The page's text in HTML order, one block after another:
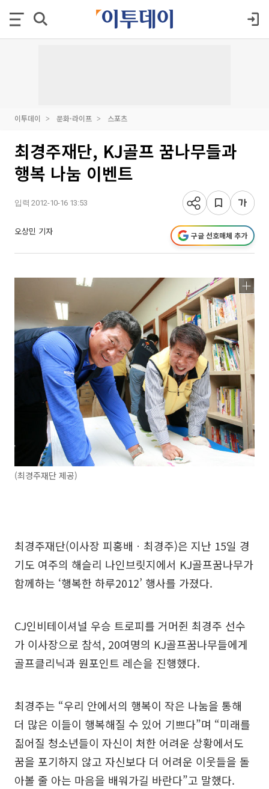
이투데이 문화·라이프 스포츠
최경주재단, KJ골프 꿈나무들과
행복 나눔 이벤트
입력 2012-10-16 13:53
오상민 기자 구글 선호매체 추가
(최경주재단 제공)
최경주재단(이사장 피홍배ㆍ최경주)은 지난 15일 경
기도 여주의 해슬리 나인브릿지에서 KJ골프꿈나무가
함께하는 ‘행복한 하루2012’ 행사를 가졌다.
CJ인비테이셔널 우승 트로피를 거머쥔 최경주 선수
가 이사장으로 참석, 20여명의 KJ골프꿈나무들에게
골프클리닉과 원포인트 레슨을 진행했다.
최경주는 “우리 안에서의 행복이 작은 나눔을 통해
더 많은 이들이 행복해질 수 있어 기쁘다”며 “미래를
짊어질 청소년들이 자신이 처한 어려운 상황에서도
꿈을 포기하지 않고 자신보다 더 어려운 이웃들을 돌
아볼 줄 아는 마음을 배워가길 바란다”고 말했다.